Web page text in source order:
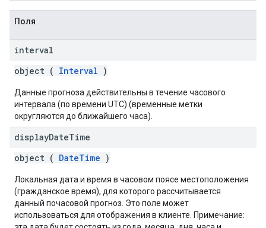
Поля
interval
object ( Interval )
Данные прогноза действительны в течение часового
интервала (по времени UTC) (временные метки
округляются до ближайшего часа).
displayDateTime
object ( DateTime )
Локальная дата и время в часовом поясе местоположения
(гражданское время), для которого рассчитывается
данный почасовой прогноз. Это поле может
использоваться для отображения в клиенте. Примечание: